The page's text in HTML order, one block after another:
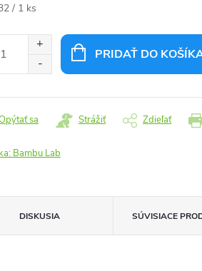
/ 1 ks
PRIDAŤ DO
sa Strážiť Zdieľať
Bambu Lab
DISKUSIA SÚVISIACE